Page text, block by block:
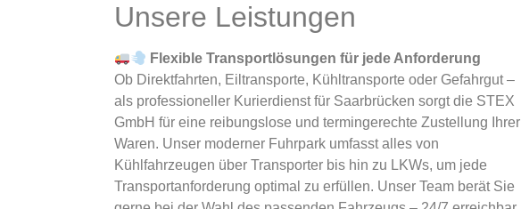
Unsere Leistungen
Flexible Transportlösungen für jede Anforderung
Ob Direktfahrten, Eiltransporte, Kühltransporte oder Gefahrgut –
als professioneller Kurierdienst für Saarbrücken sorgt die STEX
GmbH für eine reibungslose und termingerechte Zustellung Ihrer
Waren. Unser moderner Fuhrpark umfasst alles von
Kühlfahrzeugen über Transporter bis hin zu LKWs, um jede
Transportanforderung optimal zu erfüllen. Unser Team berät Sie